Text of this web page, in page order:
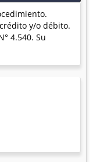
y/o débito.
4.540. Su